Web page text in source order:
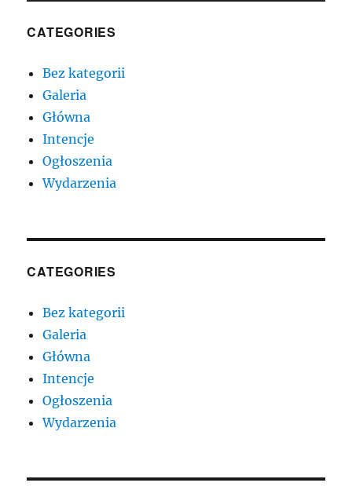
CATEGORIES
Bez kategorii
Galeria
Główna
Intencje
Ogłoszenia
Wydarzenia
CATEGORIES
Bez kategorii
Galeria
Główna
Intencje
Ogłoszenia
Wydarzenia